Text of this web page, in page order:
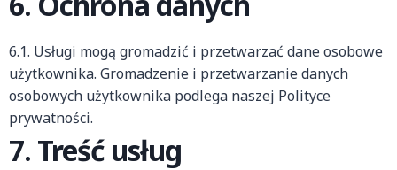
6.1. Usługi mogą gromadzić i przetwarzać dane osobowe
użytkownika. Gromadzenie i przetwarzanie danych
osobowych użytkownika podlega naszej Polityce
prywatności.
7. Treść usług